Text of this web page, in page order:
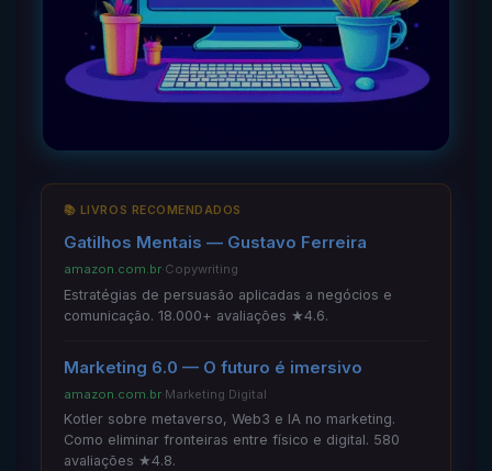
📚 LIVROS RECOMENDADOS
Gatilhos Mentais — Gustavo Ferreira
amazon.com.br·Copywriting
Estratégias de persuasão aplicadas a negócios e
comunicação. 18.000+ avaliações ★4.6.
Marketing 6.0 — O futuro é imersivo
amazon.com.br·Marketing Digital
Kotler sobre metaverso, Web3 e IA no marketing.
Como eliminar fronteiras entre físico e digital. 580
avaliações ★4.8.